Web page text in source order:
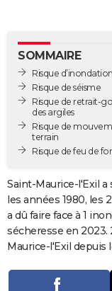
GUIDES D'ACHAT
BONS PLANS
CARTE DE VOEUX
Carte de Noël
Carte Bonne année
Carte Saint-Valentin
Carte Pâques
Carte d'anniversaire
DICTIONNAIRE
Dictionnaire
Biographies
Citations
Expressions
Proverbes
COPAINS D'AVANT
S'inscrire
Se connecter
Lycées
Collèges
Primaires
Universités
Entreprises
Service militaire
Avis de recherche
AVIS DE DÉCÈS
FORUM
Bricolage
Lifestyle
Culture
Sport
Auto
Television
Voyage
Cinema
SOMMAIRE
Risque d’inondation
Risque de séisme
Risque de retrait-
des argiles
Risque de
terrain
Risque de feu de
Saint-Maurice-l'Exil
les années 1980, les
a dû faire face à 1
sécheresse en 2023.
Maurice-l'Exil depuis